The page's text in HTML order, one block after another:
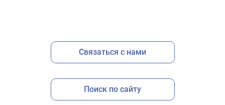
Связаться с нами
Поиск по сайту